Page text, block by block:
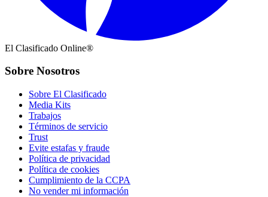
El Clasificado Online®
Sobre Nosotros
Sobre El Clasificado
Media Kits
Trabajos
Términos de servicio
Trust
Evite estafas y fraude
Política de privacidad
Política de cookies
Cumplimiento de la CCPA
No vender mi información